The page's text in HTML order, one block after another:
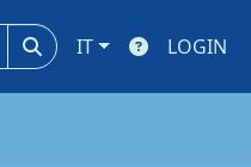
IT LOGIN